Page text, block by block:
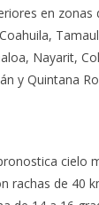
en
Nayarit,
y Quintana
cielo
rachas de 40